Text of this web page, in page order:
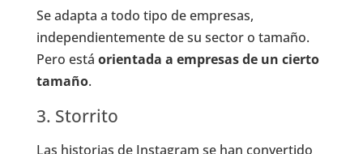
Se adapta a todo tipo de empresas,
independientemente de su sector o tamaño.
Pero está orientada a empresas de un cierto
tamaño.
3. Storrito
Las historias de Instagram se han convertido